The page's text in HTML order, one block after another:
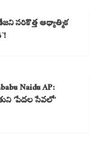
సరికొత్త ఆధ్యాత్మిక
Naidu AP:
‘పేదల సేవలో’